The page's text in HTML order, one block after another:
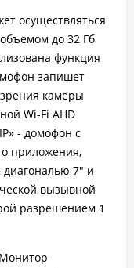
осуществляться
до 32 Гб
функция
запишет
камеры
Wi-Fi AHD
- домофон с
приложения,
7" и
вызывной
разрешением 1
Монитор